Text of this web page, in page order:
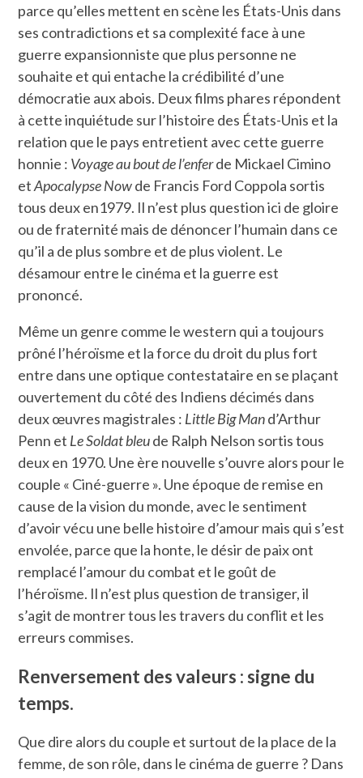
parce qu’elles mettent en scène les États-Unis dans
ses contradictions et sa complexité face à une
guerre expansionniste que plus personne ne
souhaite et qui entache la crédibilité d’une
démocratie aux abois. Deux films phares répondent
à cette inquiétude sur l’histoire des États-Unis et la
relation que le pays entretient avec cette guerre
honnie : Voyage au bout de l’enferde Mickael Cimino
etApocalypse Nowde Francis Ford Coppola sortis
tous deux en1979. Il n’est plus question ici de gloire
ou de fraternité mais de dénoncer l’humain dans ce
qu’il a de plus sombre et de plus violent. Le
désamour entre le cinéma et la guerre est
prononcé.
Même un genre comme le western qui a toujours
prôné l’héroïsme et la force du droit du plus fort
entre dans une optique contestataire en se plaçant
ouvertement du côté des Indiens décimés dans
deux œuvres magistrales : Little Big Mand’Arthur
Penn et Le Soldat bleude Ralph Nelson sortis tous
deux en 1970. Une ère nouvelle s’ouvre alors pour le
couple « Ciné-guerre ». Une époque de remise en
cause de la vision du monde, avec le sentiment
d’avoir vécu une belle histoire d’amour mais qui s’est
envolée, parce que la honte, le désir de paix ont
remplacé l’amour du combat et le goût de
l’héroïsme. Il n’est plus question de transiger, il
s’agit de montrer tous les travers du conflit et les
erreurs commises.
Renversement des valeurs : signe du
temps.
Que dire alors du couple et surtout de la place de la
femme, de son rôle, dans le cinéma de guerre ? Dans